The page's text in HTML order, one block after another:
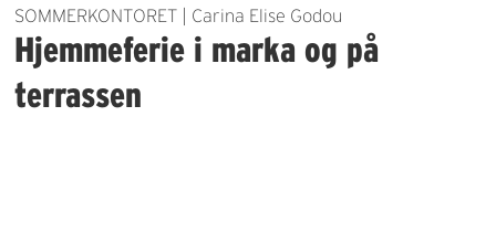
SOMMERKONTORET | Carina Elise Godou
Hjemmeferie i marka og på
terrassen